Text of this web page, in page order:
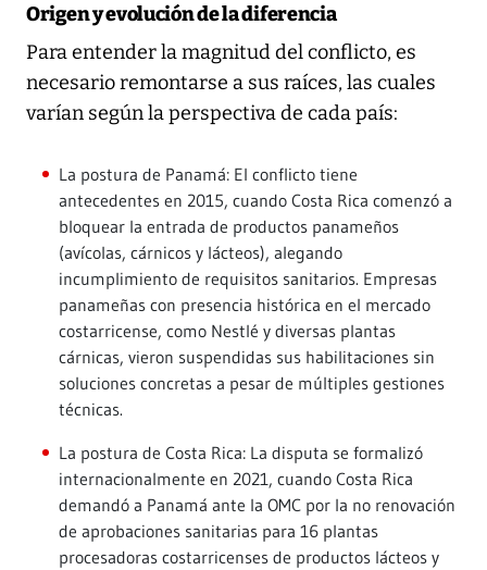
Origen y evolución de la diferencia
Para entender la magnitud del conflicto, es
necesario remontarse a sus raíces, las cuales
varían según la perspectiva de cada país:
La postura de Panamá: El conflicto tiene
antecedentes en 2015, cuando Costa Rica comenzó a
bloquear la entrada de productos panameños
(avícolas, cárnicos y lácteos), alegando
incumplimiento de requisitos sanitarios. Empresas
panameñas con presencia histórica en el mercado
costarricense, como Nestlé y diversas plantas
cárnicas, vieron suspendidas sus habilitaciones sin
soluciones concretas a pesar de múltiples gestiones
técnicas.
La postura de Costa Rica: La disputa se formalizó
internacionalmente en 2021, cuando Costa Rica
demandó a Panamá ante la OMC por la no renovación
de aprobaciones sanitarias para 16 plantas
procesadoras costarricenses de productos lácteos y